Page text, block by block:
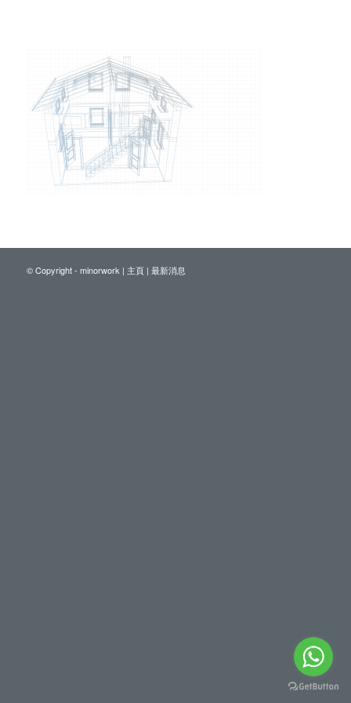
© Copyright - minorwork | 主頁| 最新消息